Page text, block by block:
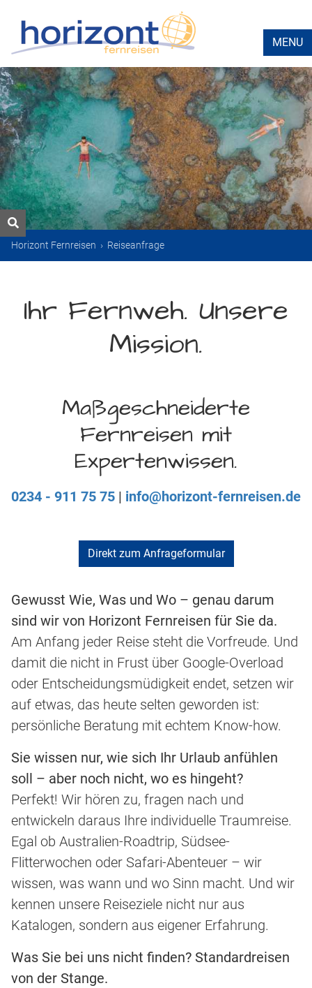
MENU
Horizont Fernreisen › Reiseanfrage
Ihr Fernweh. Unsere
Mission.
Maßgeschneiderte
Fernreisen mit
Expertenwissen.
0234 - 911 75 75 | info@horizont-fernreisen.de
Direkt zum Anfrageformular
Gewusst Wie, Was und Wo – genau darum
sind wir von Horizont Fernreisen für Sie da.
Am Anfang jeder Reise steht die Vorfreude. Und
damit die nicht in Frust über Google-Overload
oder Entscheidungsmüdigkeit endet, setzen wir
auf etwas, das heute selten geworden ist:
persönliche Beratung mit echtem Know-how.
Sie wissen nur, wie sich Ihr Urlaub anfühlen
soll – aber noch nicht, wo es hingeht?
Perfekt! Wir hören zu, fragen nach und
entwickeln daraus Ihre individuelle Traumreise.
Egal ob Australien-Roadtrip, Südsee-
Flitterwochen oder Safari-Abenteuer – wir
wissen, was wann und wo Sinn macht. Und wir
kennen unsere Reiseziele nicht nur aus
Katalogen, sondern aus eigener Erfahrung.
Was Sie bei uns nicht finden? Standardreisen
von der Stange.